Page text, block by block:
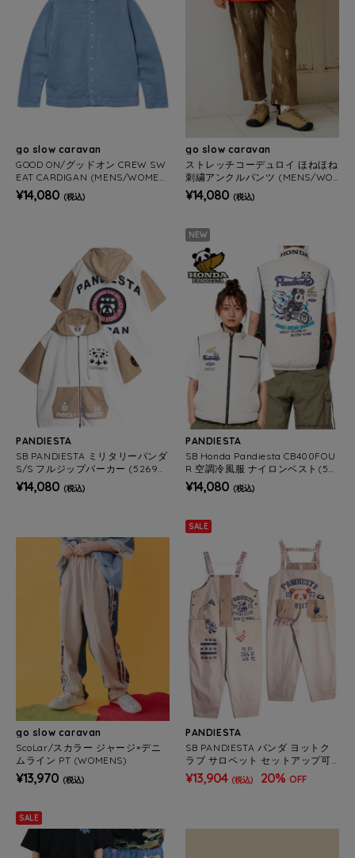
go slow caravan
GOOD ON/グッドオン CREW SW
EAT CARDIGAN (MENS/WOMEN
S))
¥14,080 (税込)
go slow caravan
ストレッチコーデュロイ ほねほね
刺繍アンクルパンツ (MENS/WO
MENS)
¥14,080 (税込)
PANDIESTA
SB PANDIESTA ミリタリーパンダ
S/S フルジップパーカー (52695
2 MENS/WOMENS）
¥14,080 (税込)
NEW
PANDIESTA
SB Honda Pandiesta CB400FOU
R 空調冷風服 ナイロンベスト(52
6515 MENS/WOMENS）
¥14,080 (税込)
go slow caravan
ScoLar/スカラー ジャージ×デニ
ムライン PT (WOMENS)
¥13,970 (税込)
SALE
PANDIESTA
SB PANDIESTA パンダ ヨットク
ラブ サロペット セットアップ可
能(526951 MENS/WOMENS）
¥13,904 (税込) 20% OFF
SALE